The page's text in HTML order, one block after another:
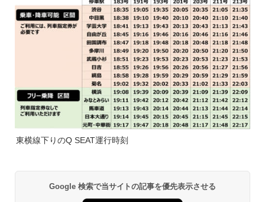
東横線下りのQ SEAT運行時刻
Google 検索で当サイトの記事を優先表示させる